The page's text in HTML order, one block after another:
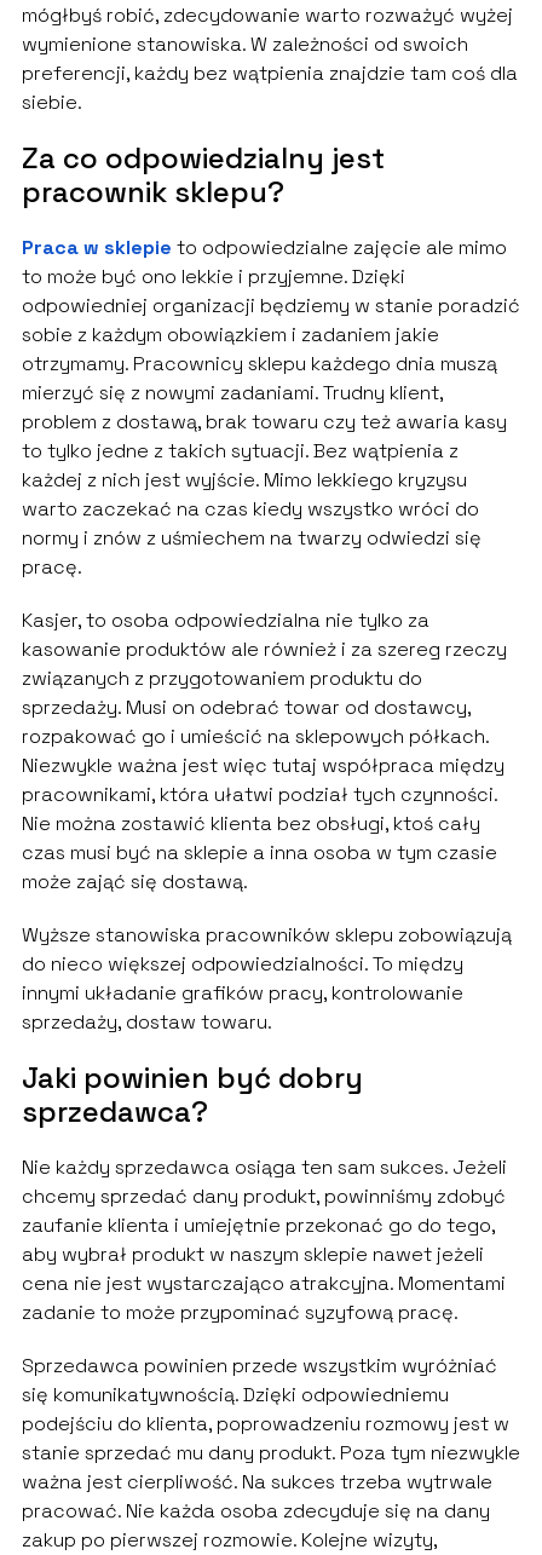
mógłbyś robić, zdecydowanie warto rozważyć wyżej
wymienione stanowiska. W zależności od swoich
preferencji, każdy bez wątpienia znajdzie tam coś dla
siebie.
Za co odpowiedzialny jest
pracownik sklepu?
Praca w sklepie to odpowiedzialne zajęcie ale mimo
to może być ono lekkie i przyjemne. Dzięki
odpowiedniej organizacji będziemy w stanie poradzić
sobie z każdym obowiązkiem i zadaniem jakie
otrzymamy. Pracownicy sklepu każdego dnia muszą
mierzyć się z nowymi zadaniami. Trudny klient,
problem z dostawą, brak towaru czy też awaria kasy
to tylko jedne z takich sytuacji. Bez wątpienia z
każdej z nich jest wyjście. Mimo lekkiego kryzysu
warto zaczekać na czas kiedy wszystko wróci do
normy i znów z uśmiechem na twarzy odwiedzi się
pracę.
Kasjer, to osoba odpowiedzialna nie tylko za
kasowanie produktów ale również i za szereg rzeczy
związanych z przygotowaniem produktu do
sprzedaży. Musi on odebrać towar od dostawcy,
rozpakować go i umieścić na sklepowych półkach.
Niezwykle ważna jest więc tutaj współpraca między
pracownikami, która ułatwi podział tych czynności.
Nie można zostawić klienta bez obsługi, ktoś cały
czas musi być na sklepie a inna osoba w tym czasie
może zająć się dostawą.
Wyższe stanowiska pracowników sklepu zobowiązują
do nieco większej odpowiedzialności. To między
innymi układanie grafików pracy, kontrolowanie
sprzedaży, dostaw towaru.
Jaki powinien być dobry
sprzedawca?
Nie każdy sprzedawca osiąga ten sam sukces. Jeżeli
chcemy sprzedać dany produkt, powinniśmy zdobyć
zaufanie klienta i umiejętnie przekonać go do tego,
aby wybrał produkt w naszym sklepie nawet jeżeli
cena nie jest wystarczająco atrakcyjna. Momentami
zadanie to może przypominać syzyfową pracę.
Sprzedawca powinien przede wszystkim wyróżniać
się komunikatywnością. Dzięki odpowiedniemu
podejściu do klienta, poprowadzeniu rozmowy jest w
stanie sprzedać mu dany produkt. Poza tym niezwykle
ważna jest cierpliwość. Na sukces trzeba wytrwale
pracować. Nie każda osoba zdecyduje się na dany
zakup po pierwszej rozmowie. Kolejne wizyty,